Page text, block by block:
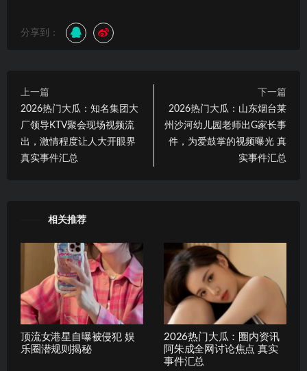
分享到：
上一篇
2026热门大瓜：知名集团大
厂领导KTV聚会现场视频流
出，激情程度让人大开眼界
真实事件汇总
下一篇
2026热门大瓜：山东烟台莱
州沙河幼儿园老师出G家长事
件，为爱鼓掌的视频曝光 真
实事件汇总
相关推荐
顶流女港星自曝被侵犯 娱
乐圈潜规则揭秘
2026热门大瓜：圈内资讯
阿朱成全网讨论焦点 真实
事件汇总